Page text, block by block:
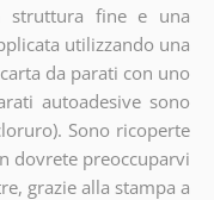
struttura fine e una
utilizzando una
da parati con uno
autoadesive sono
Sono ricoperte
dovrete preoccuparvi
grazie alla stampa a